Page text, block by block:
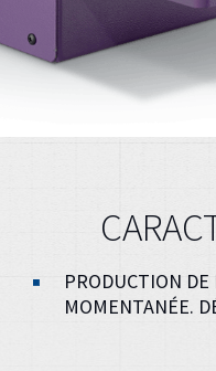
PRODUCTION
MOMENTANÉE.